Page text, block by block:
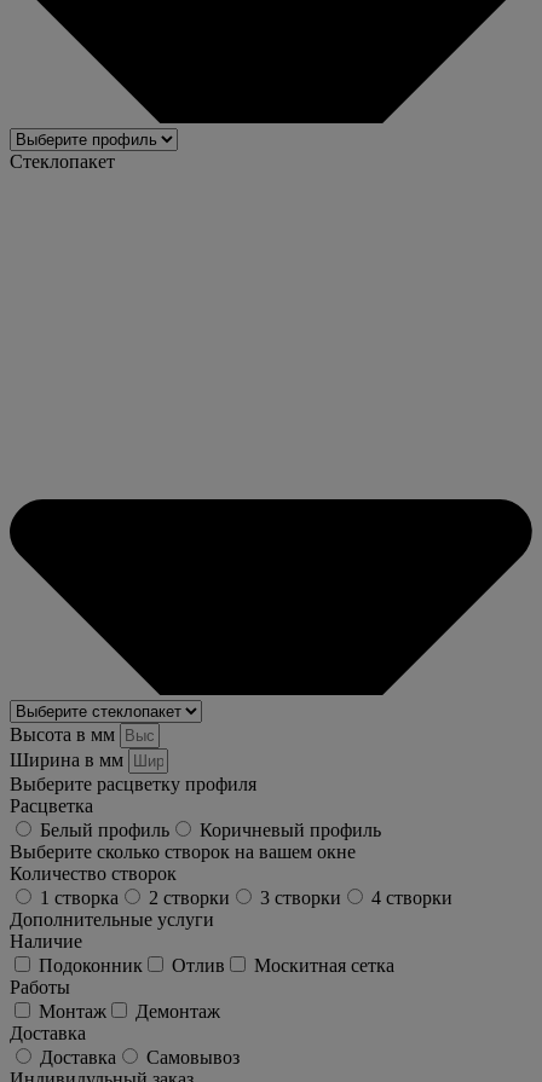
Стеклопакет
Высота в мм
Ширина в мм
Выберите расцветку профиля
Расцветка
Белый профиль
Коричневый профиль
Выберите сколько створок на вашем окне
Количество створок
1 створка
2 створки 3 створки
4 створки
Дополнительные услуги
Наличие
Подоконник
Отлив
Москитная сетка
Работы
Монтаж
Демонтаж
Доставка
Доставка
Самовывоз